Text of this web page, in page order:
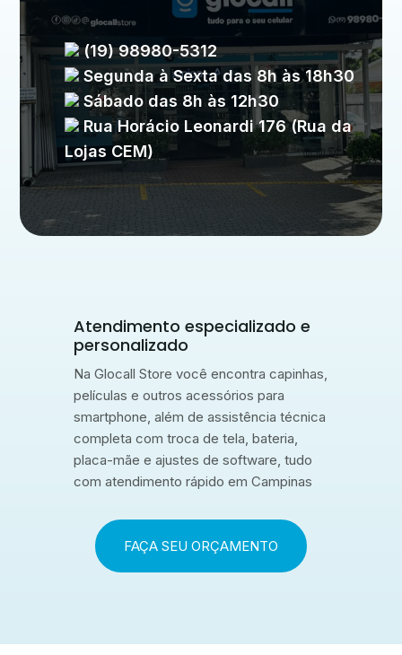
(19) 98980-5312
Segunda à Sexta das 8h às 18h30
Sábado das 8h às 12h30
Rua Horácio Leonardi 176 (Rua da
Lojas CEM)
Atendimento especializado e
personalizado
Na Glocall Store você encontra capinhas,
películas e outros acessórios para
smartphone, além de assistência técnica
completa com troca de tela, bateria,
placa-mãe e ajustes de software, tudo
com atendimento rápido em Campinas
FAÇA SEU ORÇAMENTO